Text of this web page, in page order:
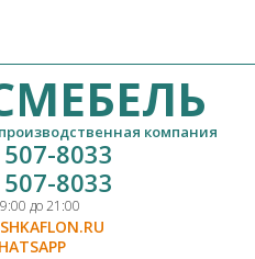
компания
8033
8033
до 21:00